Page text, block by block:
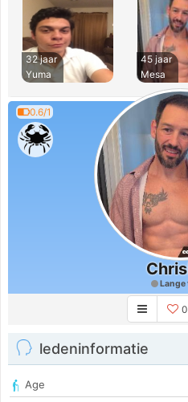
32 jaar
Yuma
45 jaar
Mesa
0.6/1
Lange
0
ledeninformatie
Age